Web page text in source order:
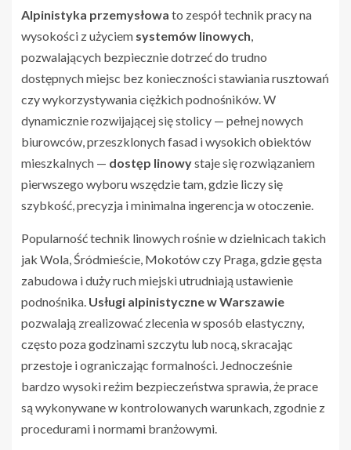
Alpinistyka przemysłowa to zespół technik pracy na
wysokości z użyciem systemów linowych,
pozwalających bezpiecznie dotrzeć do trudno
dostępnych miejsc bez konieczności stawiania rusztowań
czy wykorzystywania ciężkich podnośników. W
dynamicznie rozwijającej się stolicy — pełnej nowych
biurowców, przeszklonych fasad i wysokich obiektów
mieszkalnych — dostęp linowystaje się rozwiązaniem
pierwszego wyboru wszędzie tam, gdzie liczy się
szybkość, precyzja i minimalna ingerencja w otoczenie.
Popularność technik linowych rośnie w dzielnicach takich
jak Wola, Śródmieście, Mokotów czy Praga, gdzie gęsta
zabudowa i duży ruch miejski utrudniają ustawienie
podnośnika. Usługi alpinistyczne w Warszawie
pozwalają zrealizować zlecenia w sposób elastyczny,
często poza godzinami szczytu lub nocą, skracając
przestoje i ograniczając formalności. Jednocześnie
bardzo wysoki reżim bezpieczeństwa sprawia, że prace
są wykonywane w kontrolowanych warunkach, zgodnie z
procedurami i normami branżowymi.